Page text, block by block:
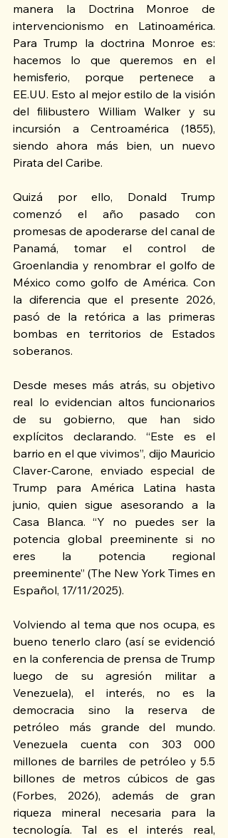
manera la Doctrina Monroe de
intervencionismo en Latinoamérica.
Para Trump la doctrina Monroe es:
hacemos lo que queremos en el
hemisferio, porque pertenece a
EE.UU. Esto al mejor estilo de la visión
del filibustero William Walker y su
incursión a Centroamérica (1855),
siendo ahora más bien, un nuevo
Pirata del Caribe.
Quizá por ello, Donald Trump
comenzó el año pasado con
promesas de apoderarse del canal de
Panamá, tomar el control de
Groenlandia y renombrar el golfo de
México como golfo de América. Con
la diferencia que el presente 2026,
pasó de la retórica a las primeras
bombas en territorios de Estados
soberanos.
Desde meses más atrás, su objetivo
real lo evidencian altos funcionarios
de su gobierno, que han sido
explícitos declarando. “Este es el
barrio en el que vivimos”, dijo Mauricio
Claver-Carone, enviado especial de
Trump para América Latina hasta
junio, quien sigue asesorando a la
Casa Blanca. “Y no puedes ser la
potencia global preeminente si no
eres la potencia regional
preeminente” (The New York Times en
Español, 17/11/2025).
Volviendo al tema que nos ocupa, es
bueno tenerlo claro (así se evidenció
en la conferencia de prensa de Trump
luego de su agresión militar a
Venezuela), el interés, no es la
democracia sino la reserva de
petróleo más grande del mundo.
Venezuela cuenta con 303 000
millones de barriles de petróleo y 5.5
billones de metros cúbicos de gas
(Forbes, 2026), además de gran
riqueza mineral necesaria para la
tecnología. Tal es el interés real,